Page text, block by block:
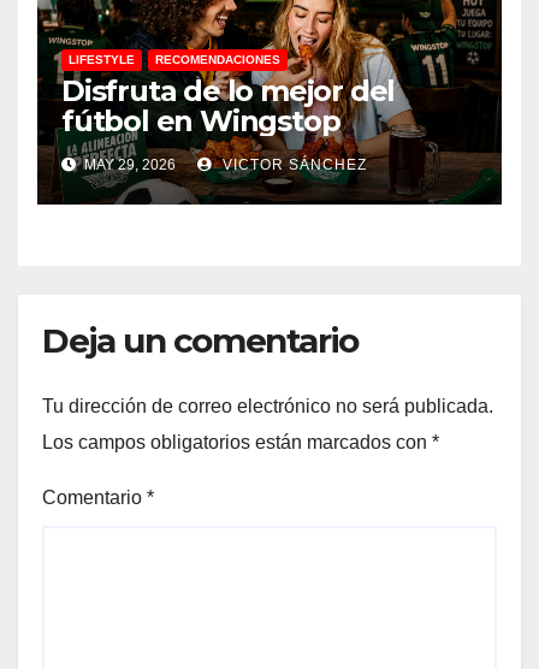
LIFESTYLE RECOMENDACIONES
Disfruta de lo mejor del
fútbol en Wingstop
MAY 29, 2026 VICTOR SÁNCHEZ
Deja un comentario
Tu dirección de correo electrónico no será publicada.
Los campos obligatorios están marcados con *
Comentario *